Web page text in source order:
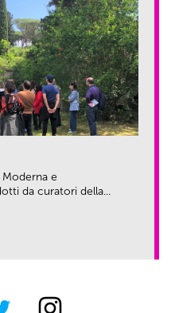
e
da curatori della...